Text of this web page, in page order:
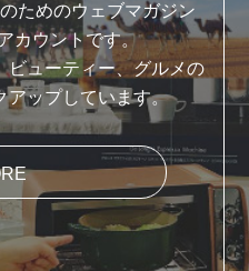
ためのウェブマガジン
カウントです。
ビューティー、グルメの
アップしています。